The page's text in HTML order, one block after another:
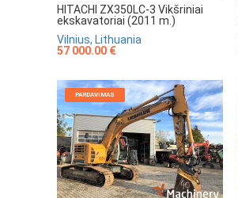
HITACHI ZX350LC-3 Vikšriniai
ekskavatoriai (2011 m.)
Vilnius, Lithuania
57 000.00 €
PARDAVIMAS